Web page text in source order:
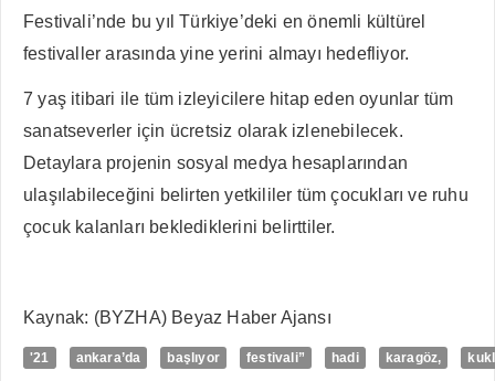
Festivali’nde bu yıl Türkiye’deki en önemli kültürel
festivaller arasında yine yerini almayı hedefliyor.
7 yaş itibari ile tüm izleyicilere hitap eden oyunlar tüm
sanatseverler için ücretsiz olarak izlenebilecek.
Detaylara projenin sosyal medya hesaplarından
ulaşılabileceğini belirten yetkililer tüm çocukları ve ruhu
çocuk kalanları beklediklerini belirttiler.
Kaynak: (BYZHA) Beyaz Haber Ajansı
'21 ankara’da başlıyor festivali” hadi karagöz,